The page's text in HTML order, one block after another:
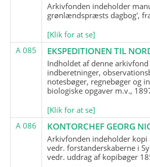
Arkivfonden indeholder
grønlændspræsts dagbog',
[Klik for at se]
A 085
EKSPEDITIONEN TIL
Indholdet af denne
indberetninger,
notesbøger, regnebøger og
biologiske opgaver m.v.,
[Klik for at se]
A 086
KONTORCHEF GEORG
Arkivfonden indeholder kopi
vedr. forstanderskaberne i
vedr. uddrag af kopibøger